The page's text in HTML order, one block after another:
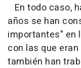
En todo caso,
años se han
importantes" en
con las que
también han